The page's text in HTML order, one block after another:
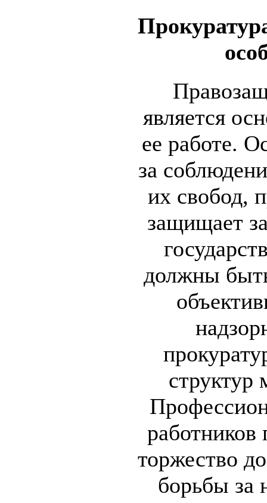
является
ее работе.
за
их свобод,
защищает
должны
структур
работников
торжество
борьбы за